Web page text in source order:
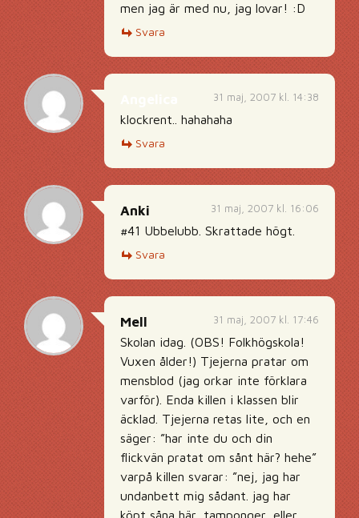
men jag är med nu, jag lovar! :D
Svara
31 maj, 2007 kl. 14:38
klockrent.. hahahaha
Svara
31 maj, 2007 kl. 16:06
Anki
#41 Ubbelubb. Skrattade högt.
Svara
31 maj, 2007 kl. 17:46
Mell
Skolan idag. (OBS! Folkhögskola!
Vuxen ålder!) Tjejerna pratar om
mensblod (jag orkar inte förklara
varför). Enda killen i klassen blir
äcklad. Tjejerna retas lite, och en
säger: ”har inte du och din
flickvän pratat om sånt här? hehe”
varpå killen svarar: ”nej, jag har
undanbett mig sådant. jag har
köpt såna här, tamponger, eller